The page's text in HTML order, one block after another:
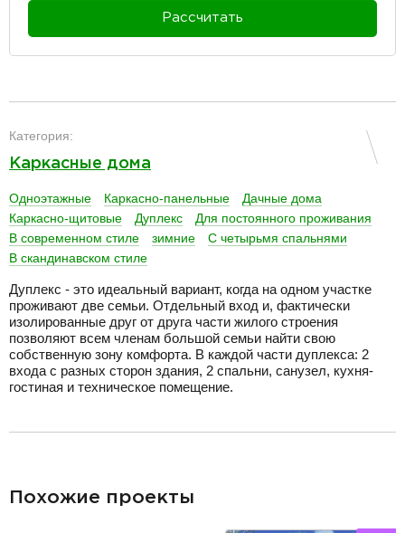
Рассчитать
Категория:
Каркасные дома
Одноэтажные Каркасно-панельные
Дачные дома
Каркасно-щитовые
Дуплекс
Для постоянного проживания
В современном стиле
зимние
С четырьмя спальнями
В скандинавском стиле
Дуплекс - это идеальный вариант, когда на одном участке
проживают две семьи. Отдельный вход и, фактически
изолированные друг от друга части жилого строения
позволяют всем членам большой семьи найти свою
собственную зону комфорта. В каждой части дуплекса: 2
входа с разных сторон здания, 2 спальни, санузел, кухня-
гостиная и техническое помещение.
Похожие проекты